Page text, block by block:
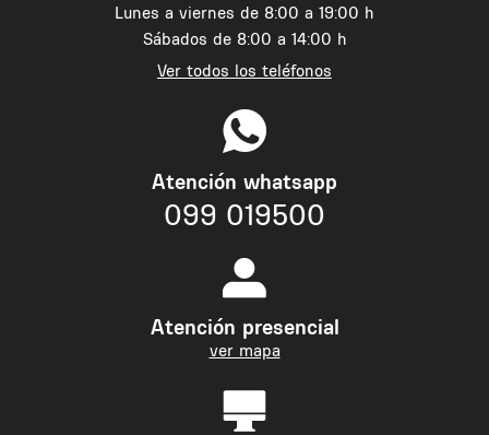
Lunes a viernes de 8:00 a 19:00 h
Sábados de 8:00 a 14:00 h
Ver todos los teléfonos
Atención whatsapp
099 019500
Atención presencial
ver mapa